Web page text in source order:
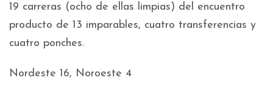
19 carreras (ocho de ellas limpias) del encuentro
producto de 13 imparables, cuatro transferencias y
cuatro ponches.
Nordeste 16, Noroeste 4